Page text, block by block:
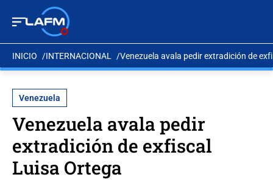
INICIO INTERNACIONAL Venezuela avala pedir extradición de
Venezuela
Venezuela avala pedir
extradición de exfiscal
Luisa Ortega